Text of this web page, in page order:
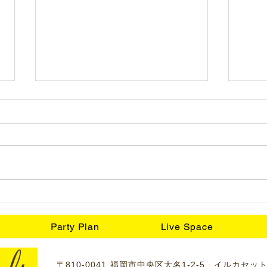
Party Plan Live Space
〒810-0041 福岡市中央区大名1-2-5 イルカセッ